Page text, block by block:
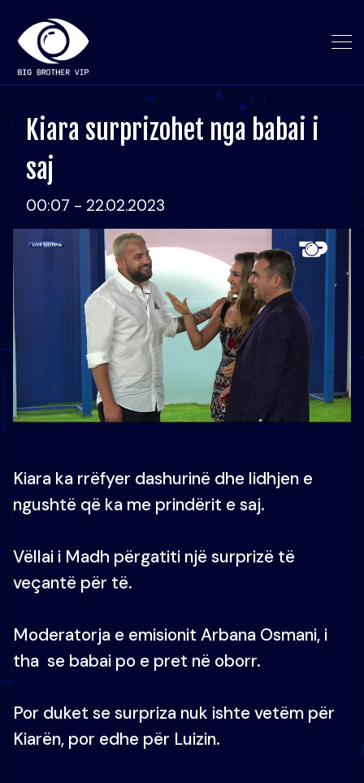
Kiara surprizohet nga babai i
saj
00:07 - 22.02.2023
Kiara ka rrëfyer dashurinë dhe lidhjen e
ngushtë që ka me prindërit e saj.
Vëllai i Madh përgatiti një surprizë të
veçantë për të.
Moderatorja e emisionit Arbana Osmani, i
tha se babai po e pret në oborr.
Por duket se surpriza nuk ishte vetëm për
Kiarën, por edhe për Luizin.